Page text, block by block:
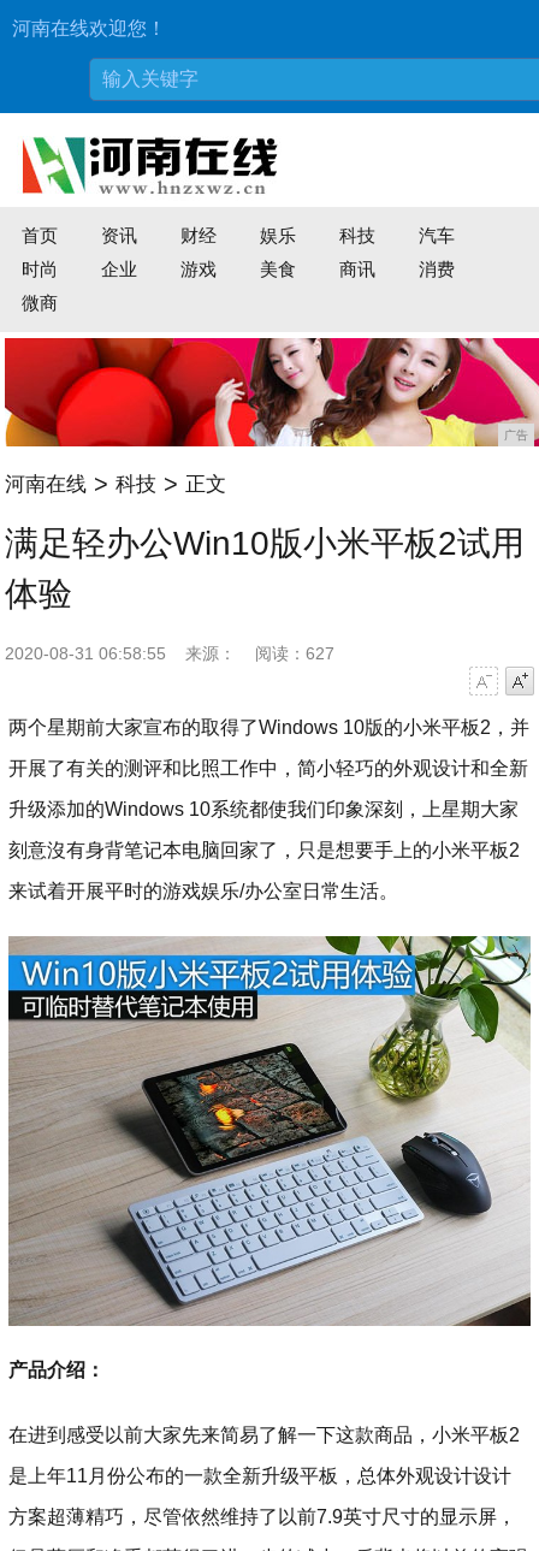
河南在线欢迎您！
首页 资讯 财经 娱乐 科技
汽车
时尚
企业 游戏 美食 商讯
消费
微商
广告
河南在线 > 科技 > 正文
满足轻办公Win10版小米平板2试用
体验
2020-08-31 06:58:55 来源：
阅读：627
两个星期前大家宣布的取得了Windows 10版的小米平板2，并
开展了有关的测评和比照工作中，简小轻巧的外观设计和全新
升级添加的Windows 10系统都使我们印象深刻，上星期大家
刻意沒有身背笔记本电脑回家了，只是想要手上的小米平板2
来试着开展平时的游戏娱乐/办公室日常生活。
产品介绍：
在进到感受以前大家先来简易了解一下这款商品，小米平板2
是上年11月份公布的一款全新升级平板，总体外观设计设计
方案超薄精巧，尽管依然维持了以前7.9英寸尺寸的显示屏，